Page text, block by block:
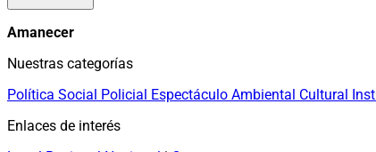
Amanecer
Nuestras categorías
Política Social Policial Espectáculo Ambiental Cultural
Enlaces de interés